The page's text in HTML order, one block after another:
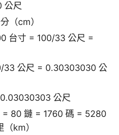
公尺
（cm）
台寸 = 100/33 公尺 =
33 公尺 = 0.30303030 公
公尺
= 80 鏈 = 1760 碼 = 5280
km）